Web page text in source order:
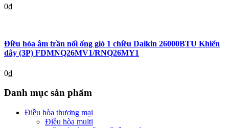
0₫
Điều hòa âm trần nối ống gió 1 chiều Daikin 26000BTU Khiển
dây (3P) FDMNQ26MV1/RNQ26MY1
0₫
Danh mục sản phẩm
Điều hòa thương mại
Điều hòa multi